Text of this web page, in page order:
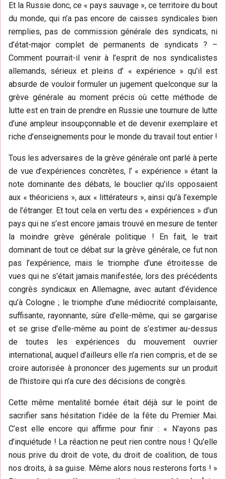
Et la Russie donc, ce « pays sauvage », ce territoire du bout
du monde, qui n’a pas encore de caisses syndicales bien
remplies, pas de commission générale des syndicats, ni
d’état-major complet de permanents de syndicats ? –
Comment pourrait-il venir à l’esprit de nos syndicalistes
allemands, sérieux et pleins d’ « expérience » qu’il est
absurde de vouloir formuler un jugement quelconque sur la
grève générale au moment précis où cette méthode de
lutte est en train de prendre en Russie une tournure de lutte
d’une ampleur insoupçonnable et de devenir exemplaire et
riche d’enseignements pour le monde du travail tout entier !
Tous les adversaires de la grève générale ont parlé à perte
de vue d’expériences concrètes, l’ « expérience » étant la
note dominante des débats, le bouclier qu’ils opposaient
aux « théoriciens », aux « littérateurs », ainsi qu’à l’exemple
de l’étranger. Et tout cela en vertu des « expériences » d’un
pays qui ne s’est encore jamais trouvé en mesure de tenter
la moindre grève générale politique ! En fait, le trait
dominant de tout ce débat sur la grève générale, ce fut non
pas l’expérience, mais le triomphe d’une étroitesse de
vues qui ne s’était jamais manifestée, lors des précédents
congrès syndicaux en Allemagne, avec autant d’évidence
qu’à Cologne ; le triomphe d’une médiocrité complaisante,
suffisante, rayonnante, sûre d’elle-même, qui se gargarise
et se grise d’elle-même au point de s’estimer au-dessus
de toutes les expériences du mouvement ouvrier
international, auquel d’ailleurs elle n’a rien compris, et de se
croire autorisée à prononcer des jugements sur un produit
de l’histoire qui n’a cure des décisions de congrès.
Cette même mentalité bornée était déjà sur le point de
sacrifier sans hésitation l’idée de la fête du Premier Mai.
C’est elle encore qui affirme pour finir : « N’ayons pas
d’inquiétude ! La réaction ne peut rien contre nous ! Qu’elle
nous prive du droit de vote, du droit de coalition, de tous
nos droits, à sa guise. Même alors nous resterons forts ! »